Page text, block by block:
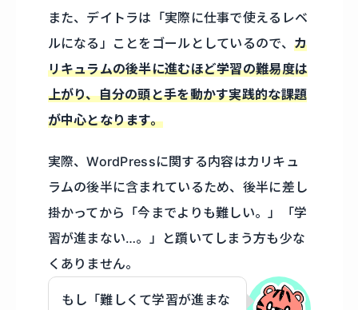
また、デイトラは「実際に仕事で使えるレベ
ルになる」ことをゴールとしているので、 カ
リキュラムの後半に進むほど学習の難易度は
上がり、自分の頭と手を動かす実践的な課題
が中心となります。
実際、WordPressに関する内容はカリキュ
ラムの後半に含まれているため、後半に差し
掛かってから「今までよりも難しい。」「学
習が進まない…。」と躓いてしまう方も少な
くありません。
もし「難しくて学習が進まな